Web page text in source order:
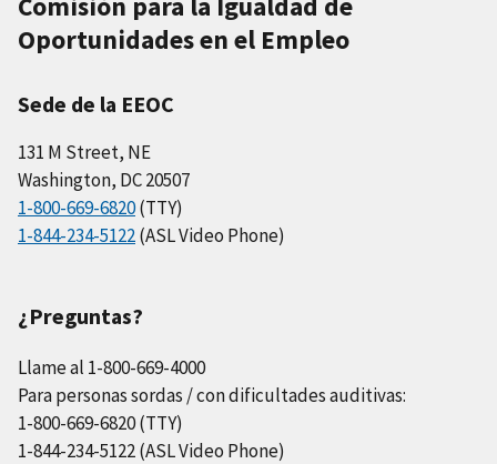
Comisión para la Igualdad de
Oportunidades en el Empleo
Sede de la EEOC
131 M Street, NE
Washington, DC 20507
1-800-669-6820(TTY)
1-844-234-5122(ASL Video Phone)
¿Preguntas?
Llame al 1-800-669-4000
Para personas sordas / con dificultades auditivas:
1-800-669-6820 (TTY)
1-844-234-5122 (ASL Video Phone)